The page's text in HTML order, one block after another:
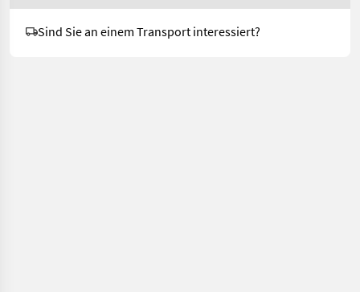
Sind Sie an einem Transport interessiert?